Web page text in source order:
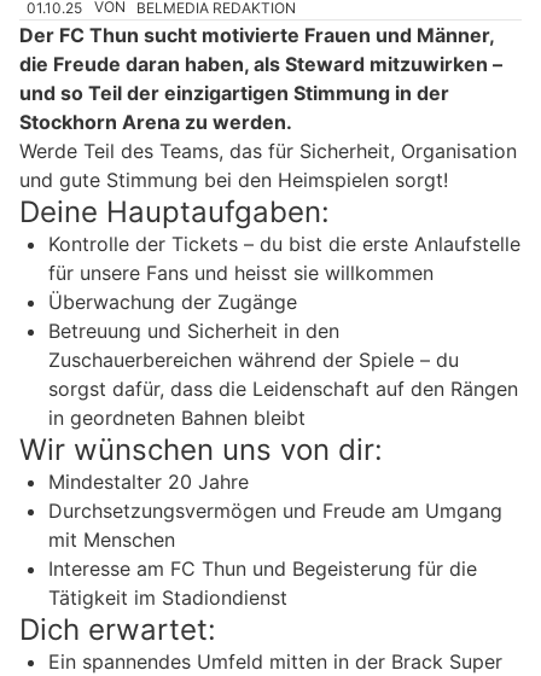
01.10.25 VON BELMEDIA REDAKTION
Der FC Thun sucht motivierte Frauen und Männer,
die Freude daran haben, als Steward mitzuwirken –
und so Teil der einzigartigen Stimmung in der
Stockhorn Arena zu werden.
Werde Teil des Teams, das für Sicherheit, Organisation
und gute Stimmung bei den Heimspielen sorgt!
Deine Hauptaufgaben:
Kontrolle der Tickets – du bist die erste Anlaufstelle
für unsere Fans und heisst sie willkommen
Überwachung der Zugänge
Betreuung und Sicherheit in den
Zuschauerbereichen während der Spiele – du
sorgst dafür, dass die Leidenschaft auf den Rängen
in geordneten Bahnen bleibt
Wir wünschen uns von dir:
Mindestalter 20 Jahre
Durchsetzungsvermögen und Freude am Umgang
mit Menschen
Interesse am FC Thun und Begeisterung für die
Tätigkeit im Stadiondienst
Dich erwartet:
Ein spannendes Umfeld mitten in der Brack Super